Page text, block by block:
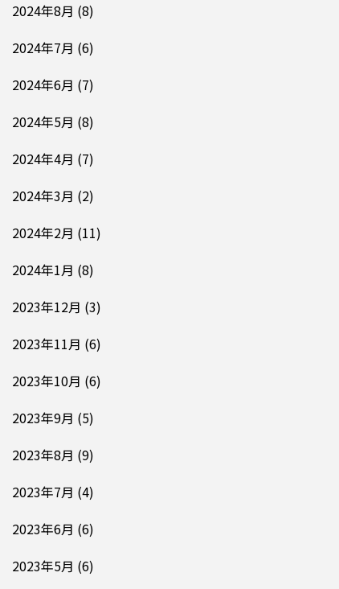
2024年8月 (8)
2024年7月 (6)
2024年6月 (7)
2024年5月 (8)
2024年4月 (7)
2024年3月 (2)
2024年2月 (11)
2024年1月 (8)
2023年12月 (3)
2023年11月 (6)
2023年10月 (6)
2023年9月 (5)
2023年8月 (9)
2023年7月 (4)
2023年6月 (6)
2023年5月 (6)